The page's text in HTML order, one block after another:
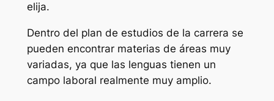
elija.
Dentro del plan de estudios de la carrera se
pueden encontrar materias de áreas muy
variadas, ya que las lenguas tienen un
campo laboral realmente muy amplio.